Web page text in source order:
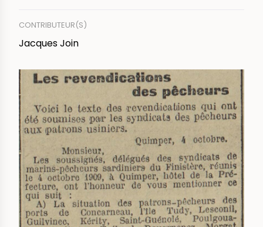
CONTRIBUTEUR(S)
Jacques Join
IMAGE